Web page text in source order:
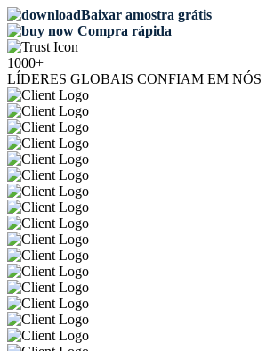
Baixar amostra grátis
Compra rápida
1000+
LÍDERES GLOBAIS CONFIAM EM NÓS